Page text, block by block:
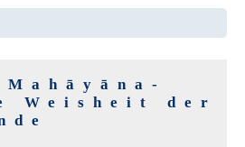
Weisheit der